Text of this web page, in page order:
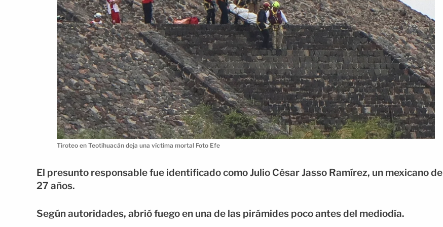
Tiroteo en Teotihuacán deja una víctima mortal Foto Efe
El presunto responsable fue identificado como Julio César Jasso Ramírez, un mexicano de
27 años.
Según autoridades, abrió fuego en una de las pirámides poco antes del mediodía.